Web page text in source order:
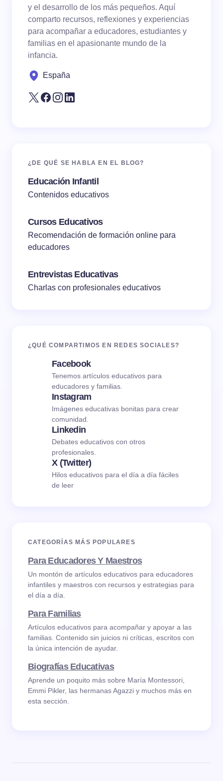
y el desarrollo de los más pequeños. Aquí
comparto recursos, reflexiones y experiencias
para acompañar a educadores, estudiantes y
familias en el apasionante mundo de la
infancia.
España
¿DE QUÉ SE HABLA EN EL BLOG?
Educación Infantil
Contenidos educativos
Cursos Educativos
Recomendación de formación online para
educadores
Entrevistas Educativas
Charlas con profesionales educativos
¿QUÉ COMPARTIMOS EN REDES SOCIALES?
Facebook
Tenemos artículos educativos para
educadores y familias.
Instagram
Imágenes educativas bonitas para crear
comunidad.
Linkedin
Debates educativos con otros
profesionales.
X (Twitter)
Hilos educativos para el día a día fáciles
de leer
CATEGORÍAS MÁS POPULARES
Para Educadores Y Maestros
Un montón de artículos educativos para educadores
infantiles y maestros con recursos y estrategias para
el día a día.
Para Familias
Artículos educativos para acompañar y apoyar a las
familias. Contenido sin juicios ni críticas, escritos con
la única intención de ayudar.
Biografías Educativas
Aprende un poquito más sobre María Montessori,
Emmi Pikler, las hermanas Agazzi y muchos más en
esta sección.